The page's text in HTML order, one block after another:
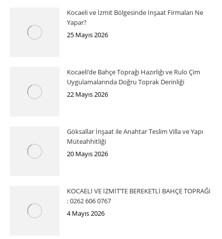
Kocaeli ve İzmit Bölgesinde İnşaat Firmaları Ne
Yapar?
25 Mayıs 2026
Kocaeli’de Bahçe Toprağı Hazırlığı ve Rulo Çim
Uygulamalarında Doğru Toprak Derinliği
22 Mayıs 2026
Göksallar İnşaat ile Anahtar Teslim Villa ve Yapı
Müteahhitliği
20 Mayıs 2026
KOCAELİ VE İZMİT’TE BEREKETLİ BAHÇE TOPRAĞI
: 0262 606 0767
4 Mayıs 2026